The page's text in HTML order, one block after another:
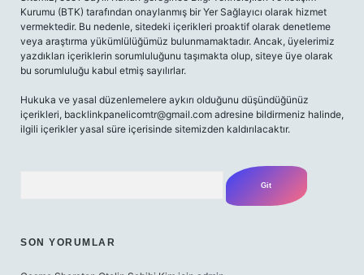
Kurumu (BTK) tarafından onaylanmış bir Yer Sağlayıcı olarak hizmet
vermektedir. Bu nedenle, sitedeki içerikleri proaktif olarak denetleme
veya araştırma yükümlülüğümüz bulunmamaktadır. Ancak, üyelerimiz
yazdıkları içeriklerin sorumluluğunu taşımakta olup, siteye üye olarak
bu sorumluluğu kabul etmiş sayılırlar.
Hukuka ve yasal düzenlemelere aykırı olduğunu düşündüğünüz
içerikleri, backlinkpanelicomtr@gmail.com adresine bildirmeniz halinde,
ilgili içerikler yasal süre içerisinde sitemizden kaldırılacaktır.
SON YORUMLAR